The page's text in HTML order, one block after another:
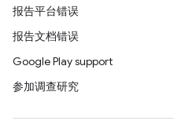
报告平台错误
报告文档错误
Google Play support
参加调查研究